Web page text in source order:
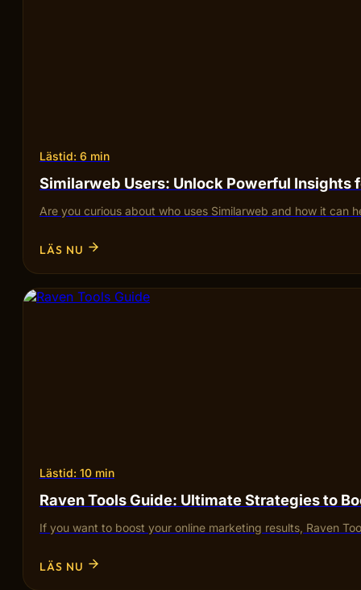
Lästid: 6 min
Similarweb Users: Unlock Powerful Insights
Are you curious about who uses Similarweb and how it
LÄS NU
Lästid: 10 min
Raven Tools Guide: Ultimate Strategies to
If you want to boost your online marketing results, Raven
LÄS NU